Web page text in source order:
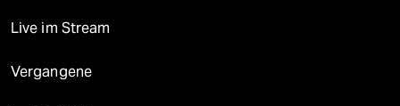
Live im Stream
Vergangene